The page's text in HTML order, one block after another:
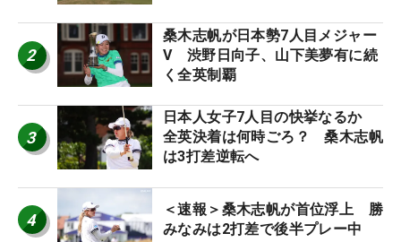
2
桑木志帆が日本勢7人目メジャー
V 渋野日向子、山下美夢有に続
く全英制覇
3
日本人女子7人目の快挙なるか
全英決着は何時ごろ？ 桑木志帆
は3打差逆転へ
4
＜速報＞桑木志帆が首位浮上 勝
みなみは2打差で後半プレー中